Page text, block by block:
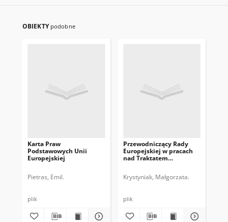
OBIEKTY podobne
Karta Praw
Podstawowych Unii
Europejskiej
Pietras, Emil.
plik
Przewodniczący Rady
Europejskiej w pracach
nad Traktatem
Krystyniak, Małgorzata.
plik